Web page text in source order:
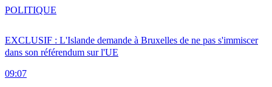
EXCLUSIF : L'Islande demande à Bruxelles de ne pas s'immiscer
dans son référendum sur l'UE
09:07
POLITIQUE